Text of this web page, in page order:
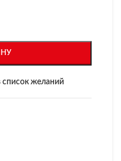
список желаний